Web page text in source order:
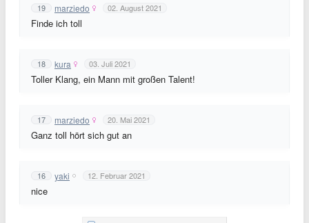
19 marziedo 02. August 2021
Finde ich toll
18 kura 03. Juli 2021
Toller Klang, ein Mann mit großen Talent!
17 marziedo 20. Mai 2021
Ganz toll hört sich gut an
16 yaki 12. Februar 2021
nice